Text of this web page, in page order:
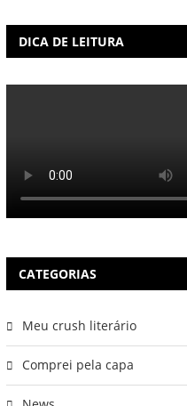
DICA DE LEITURA
CATEGORIAS
Meu crush literário
Comprei pela capa